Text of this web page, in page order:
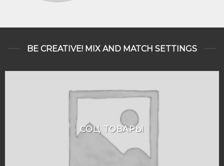
BE CREATIVE! MIX AND MATCH SETTINGS
СОЦ. ТОВАРЫ